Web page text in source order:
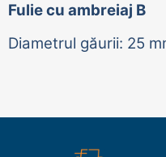
Fulie cu ambreiaj B
Diametrul găurii: 25